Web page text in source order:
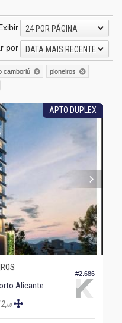
24 POR PÁGINA
por
DATA MAIS RECENTE
camboriú
pioneiros
APTO DUPLEX
#2.686
Alicante
00